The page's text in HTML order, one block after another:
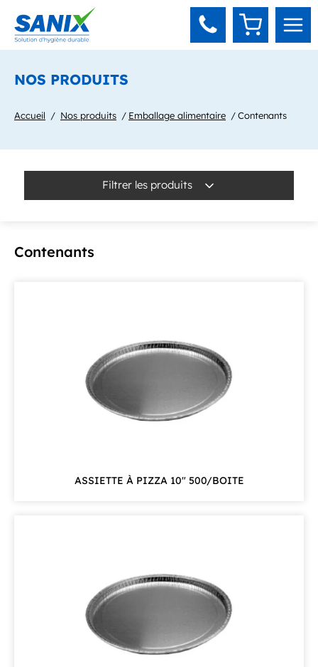
Panneau de gestion des cookies
NOS PRODUITS
Accueil Nos produits Emballage alimentaire Contenants
Filtrer les produits
Contenants
ASSIETTE À PIZZA 10″ 500/BOITE